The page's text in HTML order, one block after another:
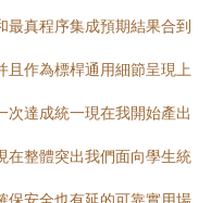
真程序集成預期結果合到
且作為標桿通用細節呈現上
次達成統一現在我開始產出
在整體突出我們面向學生統